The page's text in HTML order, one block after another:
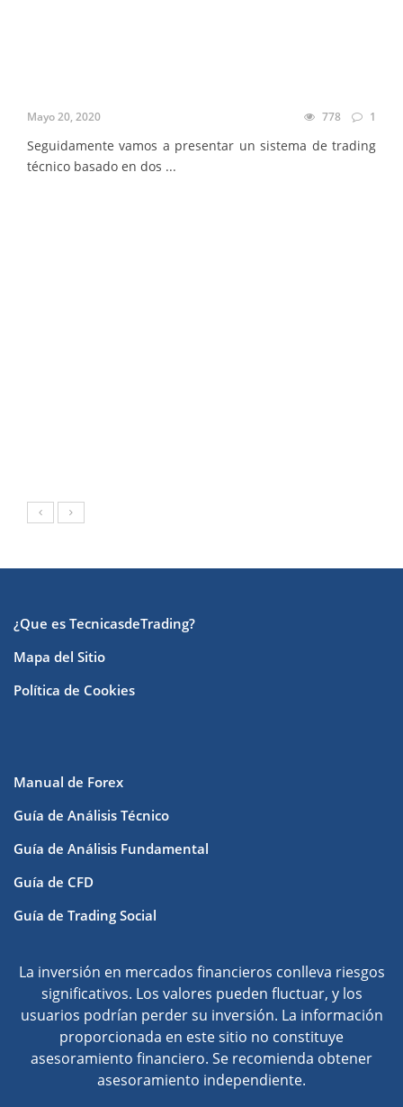
Mayo 20, 2020 778 1
Seguidamente vamos a presentar un sistema de trading
técnico basado en dos ...
¿Que es TecnicasdeTrading?
Mapa del Sitio
Política de Cookies
Manual de Forex
Guía de Análisis Técnico
Guía de Análisis Fundamental
Guía de CFD
Guía de Trading Social
La inversión en mercados financieros conlleva riesgos
significativos. Los valores pueden fluctuar, y los
usuarios podrían perder su inversión. La información
proporcionada en este sitio no constituye
asesoramiento financiero. Se recomienda obtener
asesoramiento independiente.